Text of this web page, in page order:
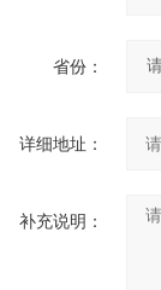
省份：
详细地址：
补充说明：